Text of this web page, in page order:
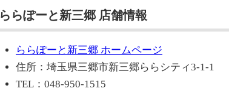
ららぽーと新三郷 店舗情報
ららぽーと新三郷 ホームページ
住所：埼玉県三郷市新三郷ららシティ3-1-1
TEL：048-950-1515